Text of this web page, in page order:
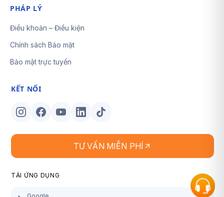
PHÁP LÝ
Điều khoản – Điều kiện
Chính sách Bảo mật
Bảo mật trực tuyến
KẾT NỐI
TƯ VẤN MIỄN PHÍ
TẢI ỨNG DỤNG